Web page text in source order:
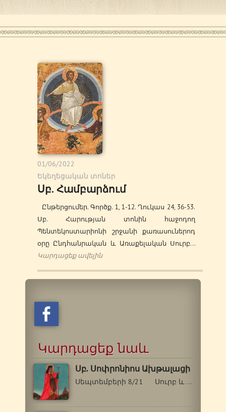
01/06/2022
Եկեղեցական տոներ
Սբ. Համբարձում
Ընթերցումեր. Գործք. 1, 1-12. Ղուկաս 24, 36-53.
Սբ. Հարության տոնին հաջոդող
Պենտեկոստարիոնի շրջանի քառասուներոդ
օրը Ընդհանրական և Առաքելական Սուրբ…
Կարդացեք ավելին
Կարդացեք նաև
Սբ. Սոփրոնիոս Ախթալացի
Սեպտեմբերի 8/21 Սուրբ և Աստվածակիր…